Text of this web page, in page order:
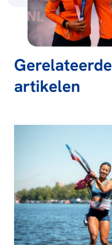
Gerelateerde
artikelen